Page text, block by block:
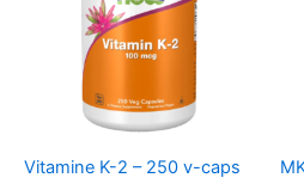
Vitamine K-2 – 250 v-caps